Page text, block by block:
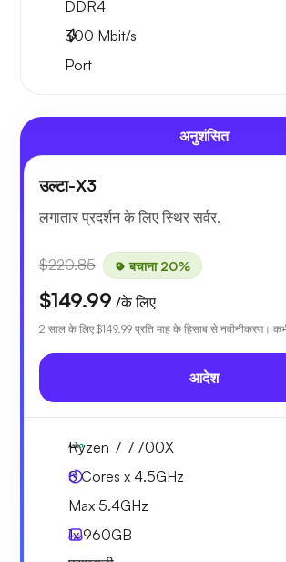
DDR4
300 Mbit/s
Port
अनुशंसित
उल्टा-X3
लगातार प्रदर्शन के लिए स्थिर सर्वर.
$220.85 बचाना 20%
$149.99 /के लिए
2 साल के लिए $149.99 प्रति माह के हिसाब से नवीनीकरण।
आदेश
Ryzen 7 7700X
8 Cores x 4.5GHz
Max 5.4GHz
1x960GB